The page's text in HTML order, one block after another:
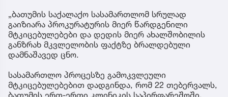
„ბათუმის საქალაქო სასამართლომ სრულად
გაიზიარა პროკურატურის მიერ წარდგენილი
მტკიცებულებები და დედის მიერ ახალშობილის
განზრახ მკვლელობის ფაქტზე ბრალდებული
დამნაშავედ ცნო.
სასამართლო პროცესზე გამოკვლეული
მტკიცებულებებით დადგინდა, რომ 22 თებერვალს,